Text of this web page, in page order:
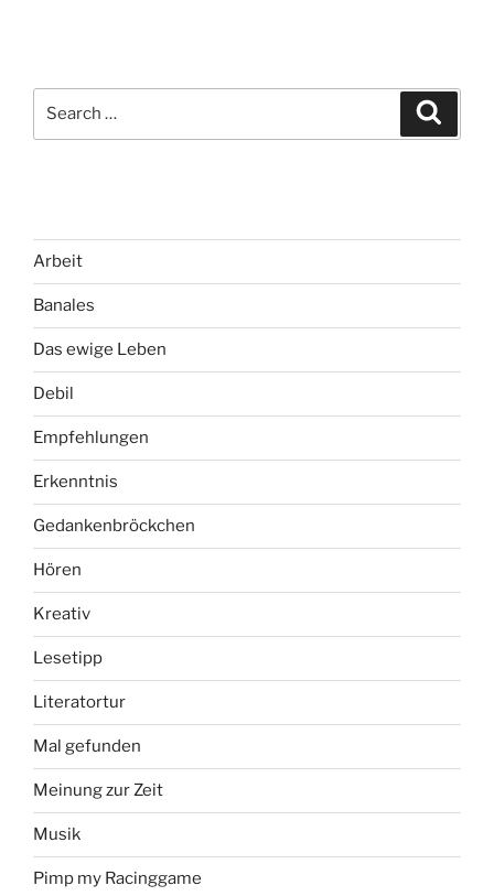
Arbeit
Banales
Das ewige Leben
Debil
Empfehlungen
Erkenntnis
Gedankenbröckchen
Hören
Kreativ
Lesetipp
Literatortur
Mal gefunden
Meinung zur Zeit
Musik
Pimp my Racinggame